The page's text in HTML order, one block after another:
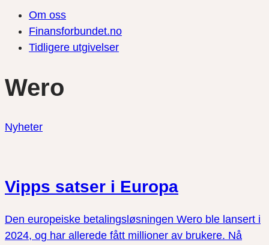
Om oss
Finansforbundet.no
Tidligere utgivelser
Wero
Nyheter
Vipps satser i Europa
Den europeiske betalingsløsningen Wero ble lansert i
2024, og har allerede fått millioner av brukere. Nå